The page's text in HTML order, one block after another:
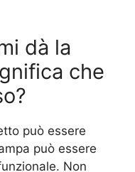
dà la
che
può essere
può essere
Non